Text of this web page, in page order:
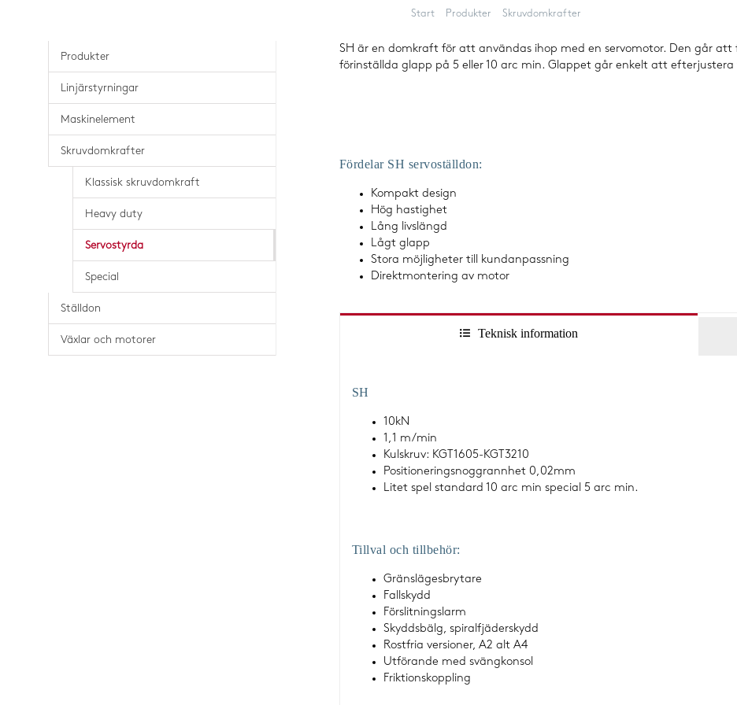
Splinesaxlar & muffar
Start Produkter Skruvdomkrafter
SH är en domkraft för att användas ihop med en servomotor. Den går att
förinställda glapp på 5 eller 10 arc min. Glappet går enkelt att efterjustera
Fördelar SH servoställdon:
Kompakt design
Hög hastighet
Lång livslängd
Lågt glapp
Stora möjligheter till kundanpassning
Direktmontering av motor
Teknisk information
SH
10kN
1,1 m/min
Kulskruv: KGT1605-KGT3210
Positioneringsnoggrannhet 0,02mm
Litet spel standard 10 arc min special 5 arc min.
Tillval och tillbehör:
Gränslägesbrytare
Fallskydd
Förslitningslarm
Skyddsbälg, spiralfjäderskydd
Rostfria versioner, A2 alt A4
Utförande med svängkonsol
Friktionskoppling
Produkter
Linjärstyrningar
Maskinelement
Skruvdomkrafter
Klassisk skruvdomkraft
Heavy duty
Servostyrda
Special
Ställdon
Växlar och motorer